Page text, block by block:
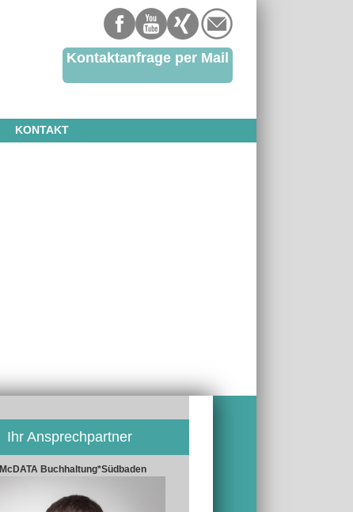
Kontaktanfrage per Mail
KONTAKT
Ihr Ansprechpartner
McDATA Buchhaltung*Südbaden